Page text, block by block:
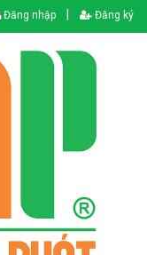
Đăng nhập Đăng ký